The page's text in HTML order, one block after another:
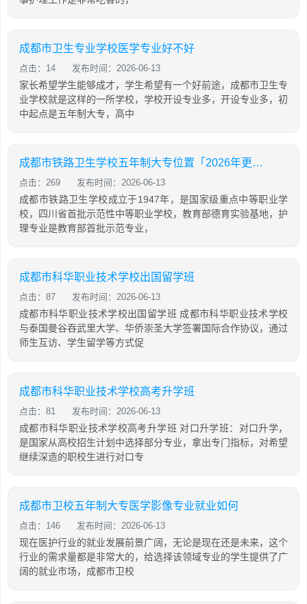
成都市卫生专业学校医学专业好不好
点击：14 发布时间：2026-06-13
家长希望学生能够成才，学生希望有一个好前途，成都市卫生专
业学校就是这样的一所学校，学校开设专业多，开设专业多，初
中起点是五年制大专，高中
成都市铁路卫生学校五年制大专位置「2026年更新」
点击：269 发布时间：2026-06-13
成都市铁路卫生学校成立于1947年，是国家级重点中等职业学
校，四川省首批示范性中等职业学校，教育部德育实验基地，护
理专业是教育部首批示范专业，
成都市科华职业技术学校出国留学班
点击：87 发布时间：2026-06-13
成都市科华职业技术学校出国留学班 成都市科华职业技术学校
与泰国曼谷吞武里大学、华侨崇圣大学签署国际合作协议，通过
师生互访、学生留学等方式促
成都市科华职业技术学校高考升学班
点击：81 发布时间：2026-06-13
成都市科华职业技术学校高考升学班 对口升学班：对口升学，
是国家从高校招生计划中选择部分专业，拿出专门指标，对希望
继续深造的职校生进行对口专
成都市卫校五年制大专医学影像专业就业如何
点击：146 发布时间：2026-06-13
现在医护行业的就业发展前景广阔，无论是现在还是未来，这个
行业的需求量都是非常大的，给选择该领域专业的学生提供了广
阔的就业市场，成都市卫校